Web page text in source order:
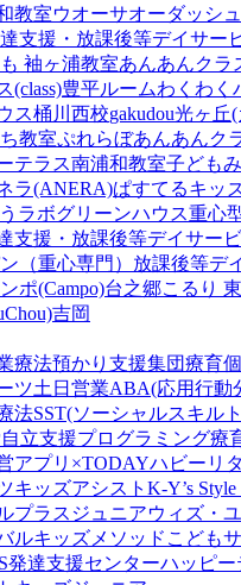
教室ウオーサオーダッシュ
支援・放課後等デイサー
袖ヶ浦教室あんあんクラ
(class)豊平ルームわくわく
ス桶川西校gakudou光ヶ丘
教室ぷれらぼあんあんク
テラス南浦和教室子ども
ラ(ANERA)ぱすてるキッ
ラボグリーンハウス重心
支援・放課後等デイサー
（重心専門） 放課後等デ
ポ(Campo)台之郷こるり
吉岡
療法預かり支援集団療育
ツ土日営業ABA(応用行動
法SST(ソーシャルスキル
立支援プログラミング療
アプリ×TODAYハビー リ
キッズアシスト K-Y’s Style
プラスジュニアウィズ・
ルキッズメソッド こども
発達支援センターハッピー